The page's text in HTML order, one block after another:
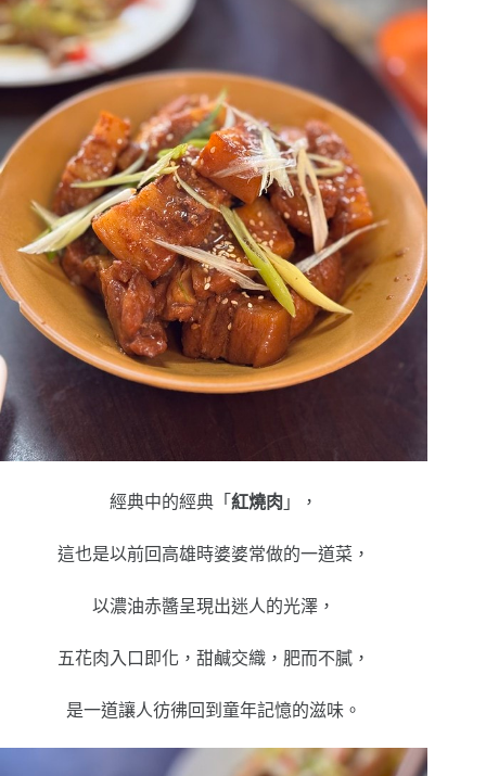
經典中的經典「紅燒肉 」，
這也是以前回高雄時婆婆常做的一道菜，
以濃油赤醬呈現出迷人的光澤，
五花肉入口即化，甜鹹交織，肥而不膩，
是一道讓人彷彿回到童年記憶的滋味。